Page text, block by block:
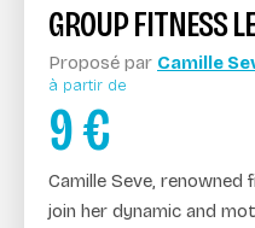
GROUP FITNESS
Proposé par Camille
à partir de
9€
Camille Seve,
join her dynamic and